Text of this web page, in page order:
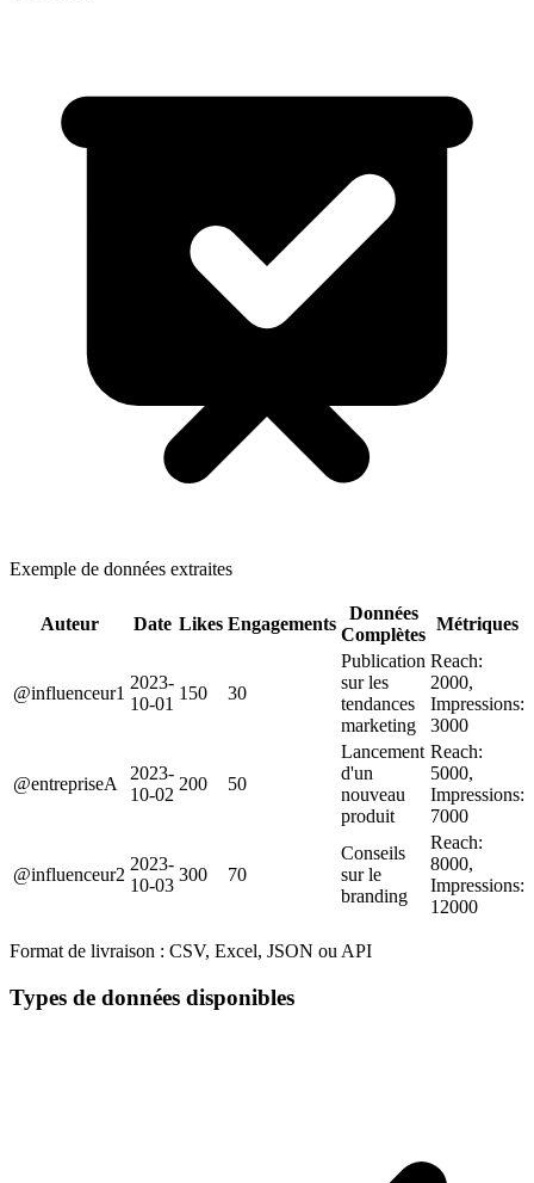
Exemple de données extraites
Auteur Date Likes Engagements
Données
Complètes
Métriques
@influenceur1
2023-
10-01
150 30
Publication
sur les
tendances
marketing
Reach:
2000,
Impressions:
3000
@entrepriseA
2023-
10-02
200 50
Lancement
d'un
nouveau
produit
Reach:
5000,
Impressions:
7000
@influenceur2
2023-
10-03
300 70
Conseils
sur le
branding
Reach:
8000,
Impressions:
12000
Format de livraison : CSV, Excel, JSON ou API
Types de données disponibles